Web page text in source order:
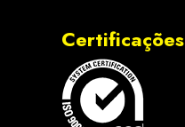
Certificações